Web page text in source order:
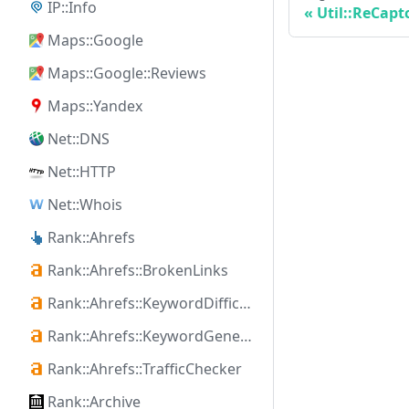
IP::Info
Maps::Google
Maps::Google::Reviews
Maps::Yandex
Net::DNS
Net::HTTP
Net::Whois
Rank::Ahrefs
Rank::Ahrefs::BrokenLinks
Rank::Ahrefs::KeywordDifficulty
Rank::Ahrefs::KeywordGenerator
Rank::Ahrefs::TrafficChecker
Rank::Archive